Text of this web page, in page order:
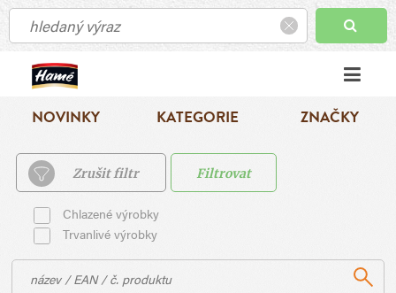
NOVINKY KATEGORIE ZNAČKY
Zrušit filtr Filtrovat
Chlazené výrobky
Trvanlivé výrobky